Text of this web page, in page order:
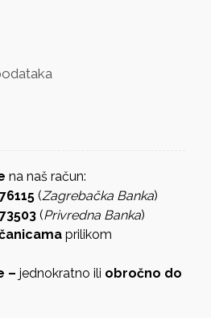
na naš račun:
(Zagrebačka Banka)
(Privredna Banka)
prilikom
–jednokratno ili obročno do